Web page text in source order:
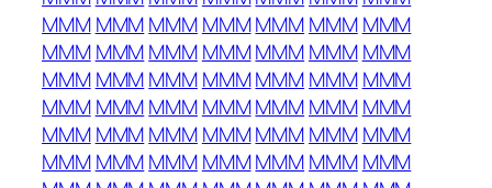
MMM MMMMMMMMMMMMMMM MMM
MMM MMMMMMMMMMMMMMM MMM
MMM MMMMMMMMMMMMMMM MMM
MMM MMMMMMMMMMMMMMM MMM
MMM MMMMMMMMMMMMMMM MMM
MMM MMMMMMMMMMMMMMM MMM